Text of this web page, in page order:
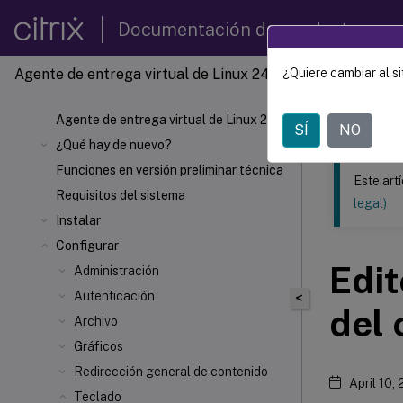
Documentación de productos
Agente de entrega virtual de Linux 2407
Agente de entrega virtual de Linux 2407
¿Qué hay de nuevo?
Funciones en versión preliminar técnica
Requisitos del sistema
Instalar
Configurar
Administración
Autenticación
Archivo
Gráficos
Redirección general de contenido
Teclado
Este
<
Este
legal)
del
April 10,
¿Quiere cambiar al
SÍ NO